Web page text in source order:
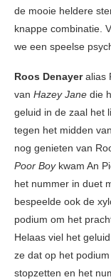
de mooie heldere
knappe combinatie.
we een speelse
Roos Denayeralias
van Hazey Jane die
geluid in de zaal het
tegen het midden
nog genieten van
Poor Boykwam An
het nummer in duet
bespeelde ook de
podium om het
Helaas viel het
ze dat op het
stopzetten en het